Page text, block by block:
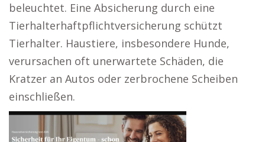
beleuchtet. Eine Absicherung durch eine
Tierhalterhaftpflichtversicherung schützt
Tierhalter. Haustiere, insbesondere Hunde,
verursachen oft unerwartete Schäden, die
Kratzer an Autos oder zerbrochene Scheiben
einschließen.